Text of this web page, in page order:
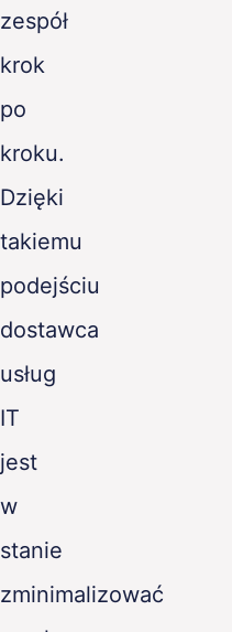
zespół
krok
po
kroku.
Dzięki
takiemu
podejściu
dostawca
usług
IT
jest
w
stanie
zminimalizować